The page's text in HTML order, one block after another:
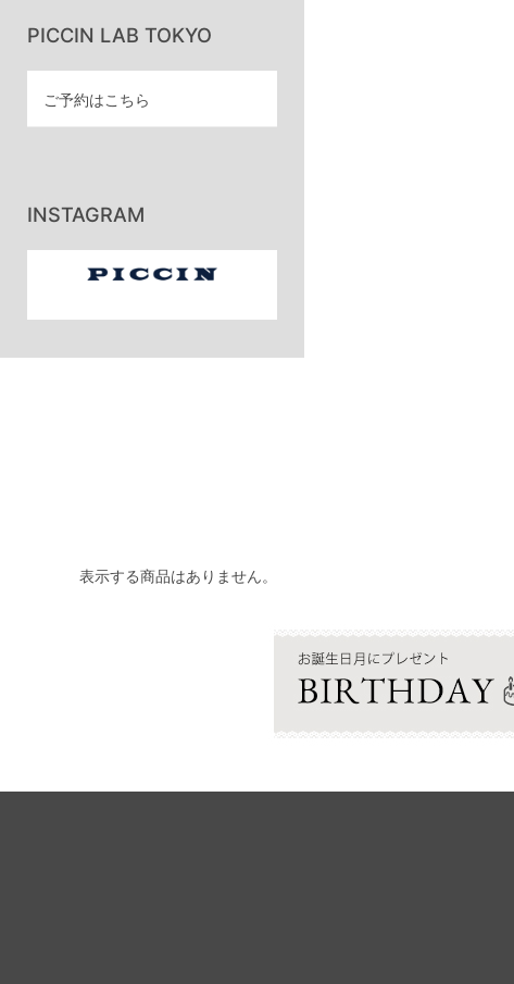
PICCIN LAB TOKYO
ご予約はこちら
INSTAGRAM
表示する商品はありません。